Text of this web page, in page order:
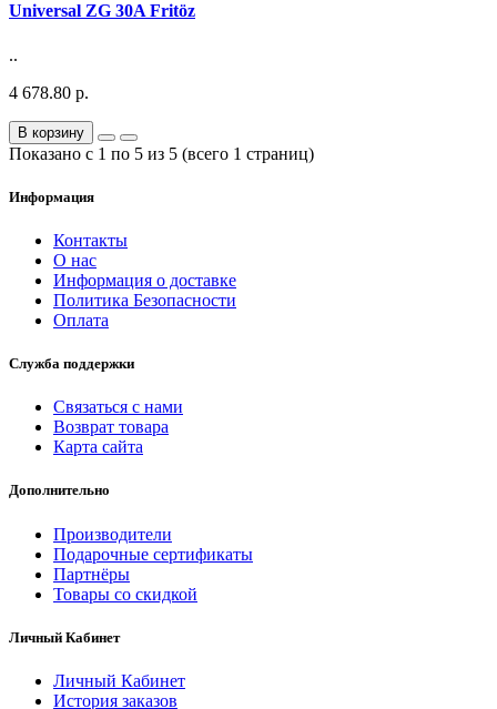
Universal ZG 30A Fritöz
..
4 678.80 р.
В корзину
Показано с 1 по 5 из 5 (всего 1 страниц)
Информация
Контакты
О нас
Информация о доставке
Политика Безопасности
Оплата
Служба поддержки
Связаться с нами
Возврат товара
Карта сайта
Дополнительно
Производители
Подарочные сертификаты
Партнёры
Товары со скидкой
Личный Кабинет
Личный Кабинет
История заказов